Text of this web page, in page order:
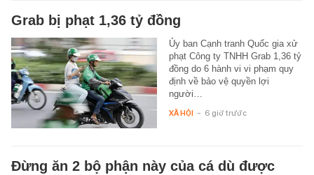
Grab bị phạt 1,36 tỷ đồng
Ủy ban Cạnh tranh Quốc gia xử
phạt Công ty TNHH Grab 1,36 tỷ
đồng do 6 hành vi vi phạm quy
định về bảo vệ quyền lợi
người…
XÃ HỘI - 6 giờ trước
Đừng ăn 2 bộ phận này của cá dù được